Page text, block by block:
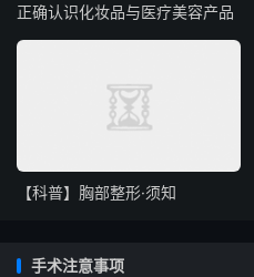
正确认识化妆品与医疗美容产品
【科普】胸部整形·须知
手术注意事项